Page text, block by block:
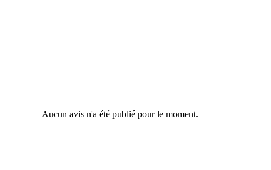
Aucun avis n'a été publié pour le moment.